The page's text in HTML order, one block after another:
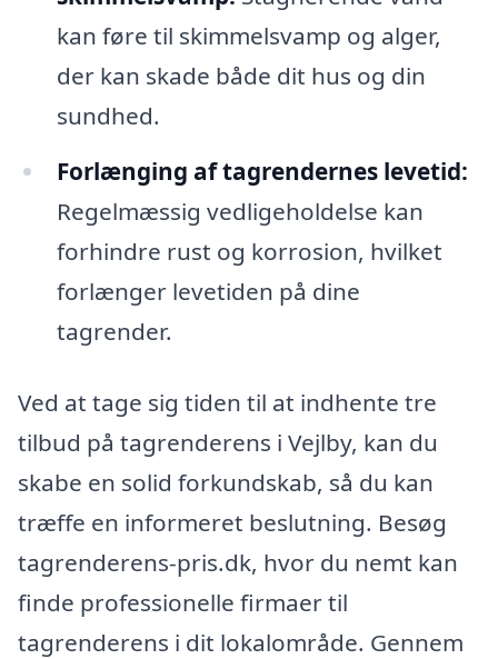
kan føre til skimmelsvamp og alger,
der kan skade både dit hus og din
sundhed.
Forlænging af tagrendernes levetid:
Regelmæssig vedligeholdelse kan
forhindre rust og korrosion, hvilket
forlænger levetiden på dine
tagrender.
Ved at tage sig tiden til at indhente tre
tilbud på tagrenderens i Vejlby, kan du
skabe en solid forkundskab, så du kan
træffe en informeret beslutning. Besøg
tagrenderens-pris.dk, hvor du nemt kan
finde professionelle firmaer til
tagrenderens i dit lokalområde. Gennem